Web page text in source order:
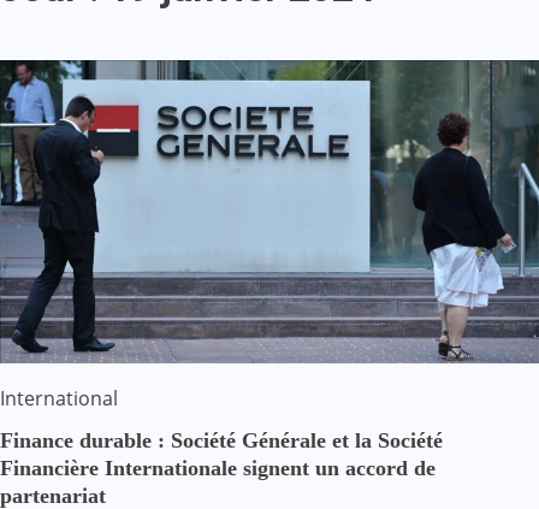
International
Finance durable : Société Générale et la Société
Financière Internationale signent un accord de
partenariat